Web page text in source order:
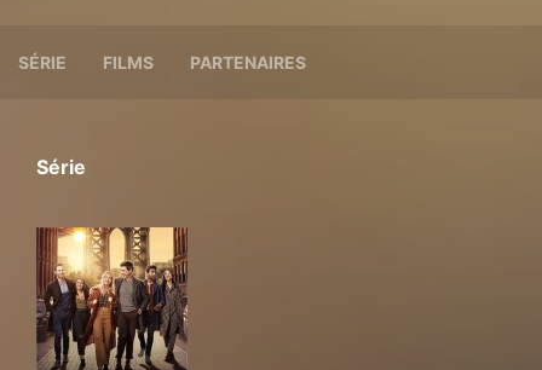
SÉRIE FILMS PARTENAIRES
Série